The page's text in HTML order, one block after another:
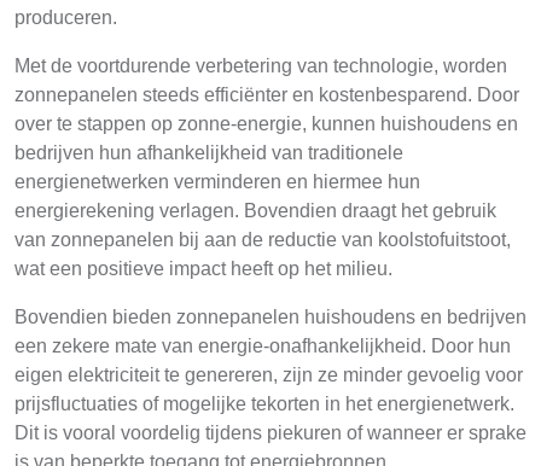
produceren.
Met de voortdurende verbetering van technologie, worden
zonnepanelen steeds efficiënter en kostenbesparend. Door
over te stappen op zonne-energie, kunnen huishoudens en
bedrijven hun afhankelijkheid van traditionele
energienetwerken verminderen en hiermee hun
energierekening verlagen. Bovendien draagt het gebruik
van zonnepanelen bij aan de reductie van koolstofuitstoot,
wat een positieve impact heeft op het milieu.
Bovendien bieden zonnepanelen huishoudens en bedrijven
een zekere mate van energie-onafhankelijkheid. Door hun
eigen elektriciteit te genereren, zijn ze minder gevoelig voor
prijsfluctuaties of mogelijke tekorten in het energienetwerk.
Dit is vooral voordelig tijdens piekuren of wanneer er sprake
is van beperkte toegang tot energiebronnen.